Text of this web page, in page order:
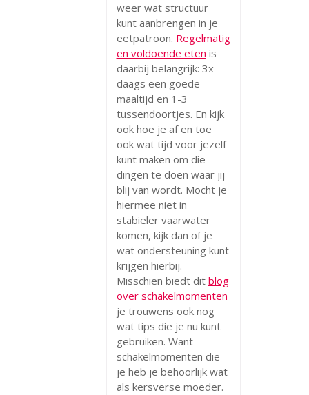
weer wat structuur
kunt aanbrengen in je
eetpatroon. Regelmatig
en voldoende eten is
daarbij belangrijk: 3x
daags een goede
maaltijd en 1-3
tussendoortjes. En kijk
ook hoe je af en toe
ook wat tijd voor jezelf
kunt maken om die
dingen te doen waar jij
blij van wordt. Mocht je
hiermee niet in
stabieler vaarwater
komen, kijk dan of je
wat ondersteuning kunt
krijgen hierbij.
Misschien biedt dit blog
over schakelmomenten
je trouwens ook nog
wat tips die je nu kunt
gebruiken. Want
schakelmomenten die
je heb je behoorlijk wat
als kersverse moeder.